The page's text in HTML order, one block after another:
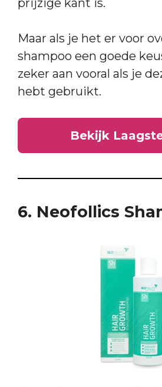
prijzige kant is.
Maar als je het er voor
shampoo een goede
zeker aan vooral als je
hebt gebruikt.
Bekijk
6. Neofollics